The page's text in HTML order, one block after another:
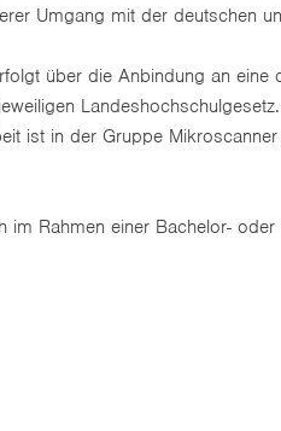
Umgang mit der deutschen
über die Anbindung an eine
ist in der Gruppe
im Rahmen einer Bachelor-